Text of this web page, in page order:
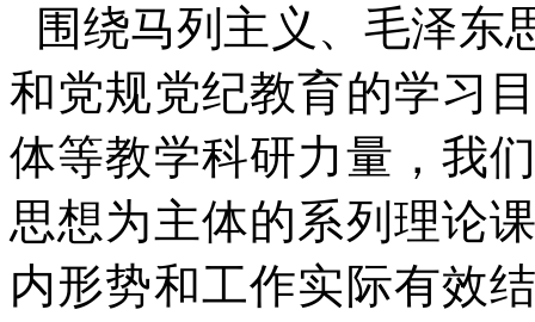
围绕马列主义、毛泽东
和党规党纪教育的学习
体等教学科研力量，我
思想为主体的系列理论
内形势和工作实际有效